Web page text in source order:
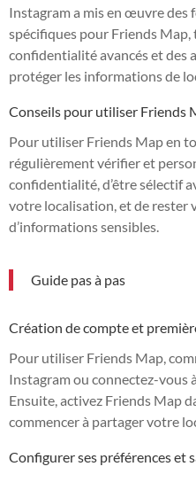
Instagram a mis en œuvre
spécifiques pour Friends Map,
confidentialité avancés et des
protéger les informations de
Conseils pour utiliser Friends
Pour utiliser Friends Map en
régulièrement vérifier et
confidentialité, d’être sélectif
votre localisation, et de rester
d’informations sensibles.
Guide pas à pas
Création de compte et
Pour utiliser Friends Map,
Instagram ou connectez-vous
Ensuite, activez Friends Map
commencer à partager votre
Configurer ses préférences et